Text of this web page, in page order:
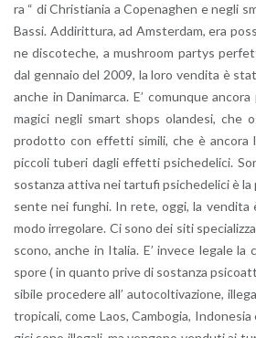
ra “ di Chri­stia­nia a Co­pe­na­ghen e negli
Bassi. Ad­di­rit­tu­ra, ad Am­ster­dam, era
ne di­sco­te­che, a mu­sh­room par­tys
dal gen­na­io del 2009, la loro ven­di­ta è
anche in Da­ni­mar­ca. E’ co­mun­que
ma­gi­ci negli smart shops olan­de­si, che
pro­dot­to con ef­fet­ti si­mi­li, che è an­co­ra
pic­co­li tu­be­ri dagli ef­fet­ti psi­che­de­li­ci.
so­stan­za at­ti­va nei tar­tu­fi psi­che­de­li­ci è
sen­te nei fun­ghi. In rete, oggi, la ven­di­ta
modo ir­re­go­la­re. Ci sono dei siti
sco­no, anche in Ita­lia. E’ in­ve­ce le­ga­le la
spore ( in quan­to prive di so­stan­za
si­bi­le pro­ce­de­re all’ au­to­col­ti­va­zio­ne,
tro­pi­ca­li, come Laos, Cam­bo­gia,